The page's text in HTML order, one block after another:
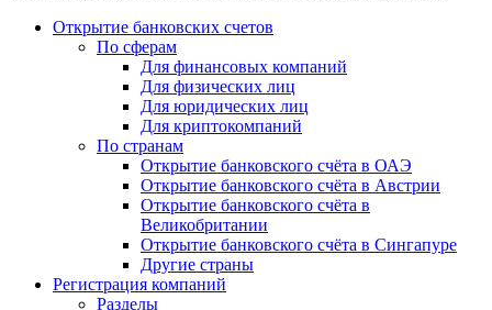
Открытие банковских счетов
По сферам
Для финансовых компаний
Для физических лиц
Для юридических лиц
Для криптокомпаний
По странам
Открытие банковского счёта в ОАЭ
Открытие банковского счёта в Австрии
Открытие банковского счёта в
Великобритании
Открытие банковского счёта в Сингапуре
Другие страны
Регистрация компаний
Разделы